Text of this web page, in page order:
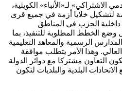
لـ«الأنباء» الكويتية،
لتشكيل خلايا أزمة في جميع قرى
الحزب في المناطق
الخطط المطلوبة للتنفيذ، بما
الرسمية والمعاهد التعليمية
العالي. وهذا الأمر يتطلب موافقة
التعاون مشتركا مع دوائر الدولة
البلدية والبلديات لتكون